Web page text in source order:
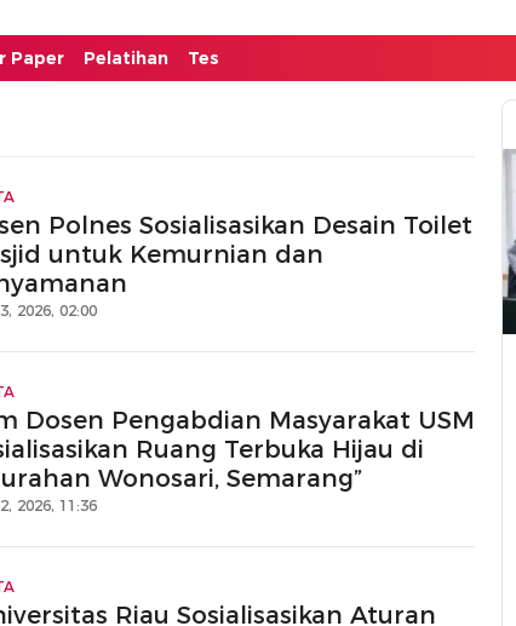
Paper Pelatihan Tes
Polnes Sosialisasikan Desain Toilet
untuk Kemurnian dan
2026, 02:00
Dosen Pengabdian Masyarakat USM
Ruang Terbuka Hijau di
Wonosari, Semarang”
2026, 11:36
Riau Sosialisasikan Aturan